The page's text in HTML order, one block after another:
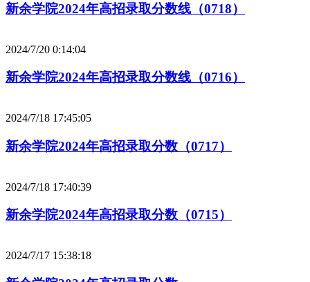
新余学院2024年高招录取分数线（0718）
2024/7/20 0:14:04
新余学院2024年高招录取分数线（0716）
2024/7/18 17:45:05
新余学院2024年高招录取分数（0717）
2024/7/18 17:40:39
新余学院2024年高招录取分数（0715）
2024/7/17 15:38:18